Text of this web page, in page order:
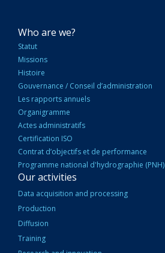
NAVIGATION
PRINCIPALE
Who are we?
Statut
Missions
Histoire
Gouvernance / Conseil d’administration
Les rapports annuels
Organigramme
Actes administratifs
Certification ISO
Contrat d’objectifs et de performance
Programme national d'hydrographie (PNH)
Our activities
Data acquisition and processing
Production
Diffusion
Training